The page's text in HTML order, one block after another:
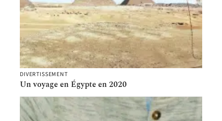
DIVERTISSEMENT
Un voyage en Égypte en 2020